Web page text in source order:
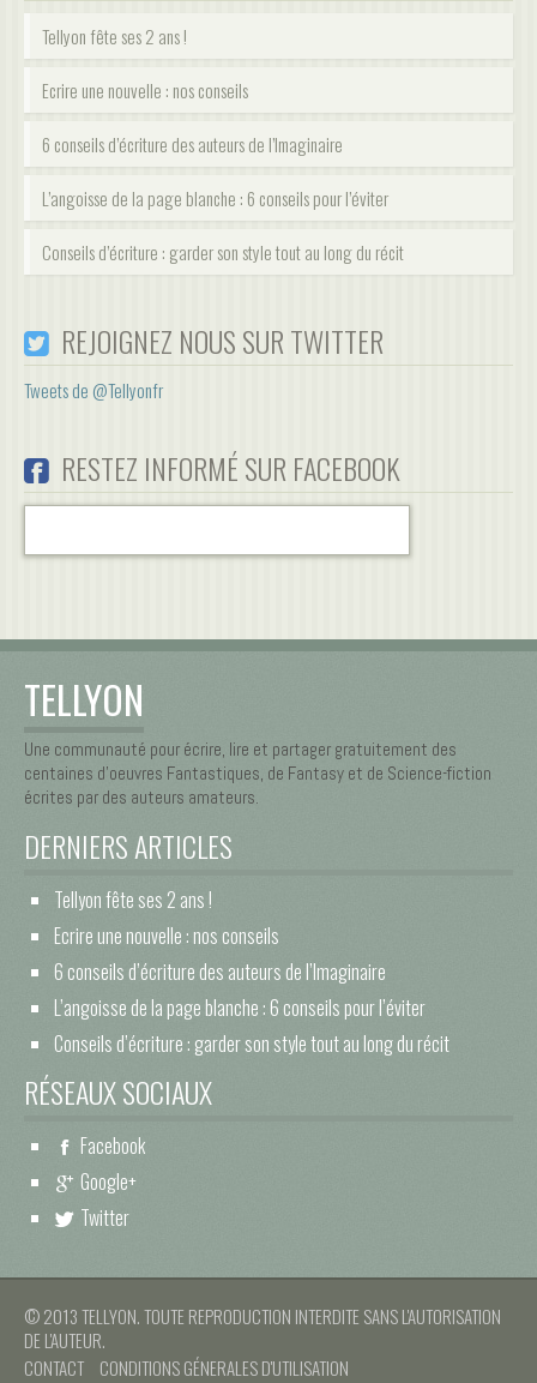
Tellyon fête ses 2 ans !
Ecrire une nouvelle : nos conseils
6 conseils d’écriture des auteurs de l’Imaginaire
L’angoisse de la page blanche : 6 conseils pour l’éviter
Conseils d’écriture : garder son style tout au long du récit
REJOIGNEZ NOUS SUR TWITTER
Tweets de @Tellyonfr
RESTEZ INFORMÉ SUR FACEBOOK
TELLYON
Une communauté pour écrire, lire et partager gratuitement des
centaines d’oeuvres Fantastiques, de Fantasy et de Science-fiction
écrites par des auteurs amateurs.
DERNIERS ARTICLES
Tellyon fête ses 2 ans !
Ecrire une nouvelle : nos conseils
6 conseils d’écriture des auteurs de l’Imaginaire
L’angoisse de la page blanche : 6 conseils pour l’éviter
Conseils d’écriture : garder son style tout au long du récit
RÉSEAUX SOCIAUX
Facebook
Google+
Twitter
© 2013 TELLYON. TOUTE REPRODUCTION INTERDITE SANS L'AUTORISATION
DE L'AUTEUR.
CONTACT
CONDITIONS GÉNERALES D'UTILISATION